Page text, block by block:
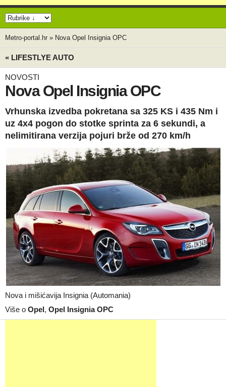
Metro-portal.hr » Nova Opel Insignia OPC
« LIFESTLYE AUTO
NOVOSTI
Nova Opel Insignia OPC
Vrhunska izvedba pokretana sa 325 KS i 435 Nm i
uz 4x4 pogon do stotke sprinta za 6 sekundi, a
nelimitirana verzija pojuri brže od 270 km/h
Nova i mišićavija Insignia (Automania)
Više o Opel, Opel Insignia OPC